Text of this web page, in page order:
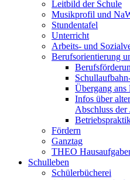
Leitbild der Schule
Musikprofil und
Stundentafel
Unterricht
Arbeits- und
Berufsorientierung
Übergang ans
Infos über
Abschluss der
Fördern
Ganztag
THEO
Schulleben
Schülerbücherei